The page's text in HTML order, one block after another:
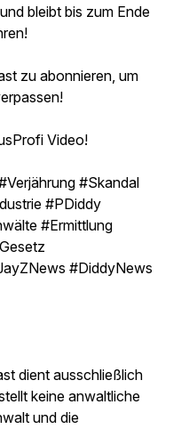
bleibt bis zum Ende
zu abonnieren, um
Video!
#Skandal
#PDiddy
#Ermittlung
#DiddyNews
dient ausschließlich
keine anwaltliche
und die